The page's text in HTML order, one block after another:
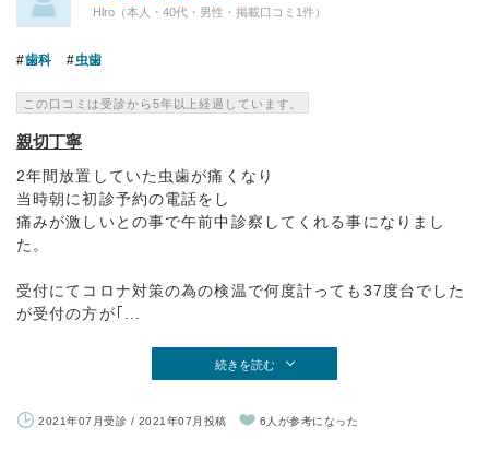
Hlro（本人・40代・男性・掲載口コミ1件）
歯科 虫歯
この口コミは受診から5年以上経過しています。
親切丁寧
2年間放置していた虫歯が痛くなり
当時朝に初診予約の電話をし
痛みが激しいとの事で午前中診察してくれる事になりまし
た。
受付にてコロナ対策の為の検温で何度計っても37度台でした
が受付の方が｢...
続きを読む
2021年07月受診 / 2021年07月投稿 6人が参考になった